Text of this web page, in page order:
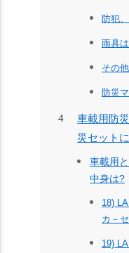
防犯
雨具
その
防災
車載用防
災セット
車載用
中身は?
18)
カ－
19)